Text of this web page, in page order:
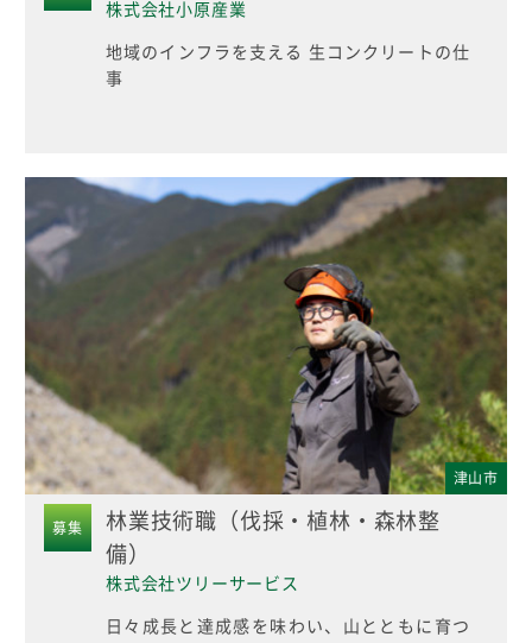
株式会社小原産業
地域のインフラを支える 生コンクリートの仕
事
津山市
募集
林業技術職（伐採・植林・森林整
備）
株式会社ツリーサービス
日々成長と達成感を味わい、山とともに育つ